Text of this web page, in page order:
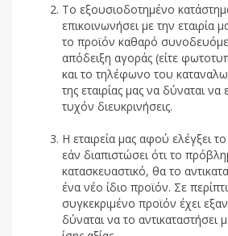
Το εξουσιοδοτημένο
επικοινωνήσει με την εταιρία
το προϊόν καθαρό
απόδειξη αγοράς (είτε
και το τηλέφωνο του
της εταιρίας μας να δύναται να
τυχόν διευκρινήσεις.
Η εταιρεία μας αφού ελέγξει
εάν διαπιστώσει ότι το
κατασκευαστικό, θα το
ένα νέο ίδιο προϊόν. Σε
συγκεκριμένο προϊόν έχει
δύναται να το αντικαταστήσει